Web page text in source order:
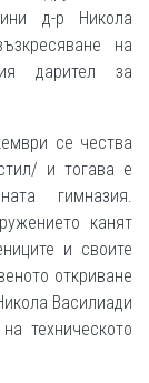
д-р Никола
на
дарител за
се чества
и тогава е
гимназия.
канят
и своите
откриване
Василиади
техническото